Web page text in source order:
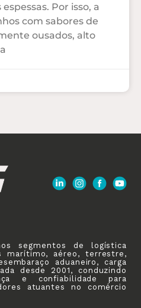
Por isso, a
com sabores de
ousados, alto
segmentos de logística
marítimo, aéreo, terrestre,
aduaneiro, carga
desde 2001, conduzindo
e confiabilidade para
atuantes no comércio